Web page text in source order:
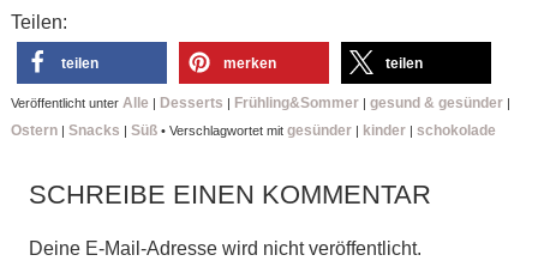
Teilen:
teilen merken teilen
Veröffentlicht unter Alle Desserts Frühling&Sommer| gesund & gesünder|
Ostern| Snacks Süß• Verschlagwortet mit gesünder| kinder| schokolade
SCHREIBE EINEN KOMMENTAR
Deine E-Mail-Adresse wird nicht veröffentlicht.